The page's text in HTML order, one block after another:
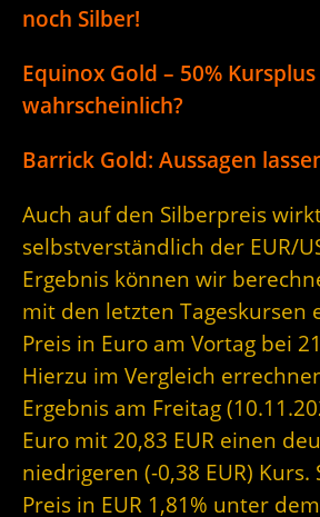
noch Silber!
Equinox Gold – 50% Kursplus
wahrscheinlich?
Barrick Gold: Aussagen
Auch auf den Silberpreis
selbstverständlich der EUR/
Ergebnis können wir
mit den letzten Tageskursen
Preis in Euro am Vortag bei
Hierzu im Vergleich
Ergebnis am Freitag
Euro mit 20,83 EUR einen
niedrigeren (-0,38 EUR)
Preis in EUR 1,81% unter dem